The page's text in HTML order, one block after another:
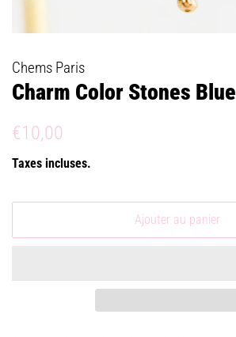
Chems Paris
Charm Color Stones Blue
Prix
€10,00
Taxes incluses.
Ajouter au panier